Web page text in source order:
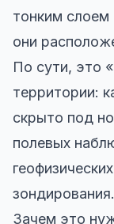
тонким слоем
они
По сути, это
территории:
скрыто под
полевых
зондирования.
Зачем это